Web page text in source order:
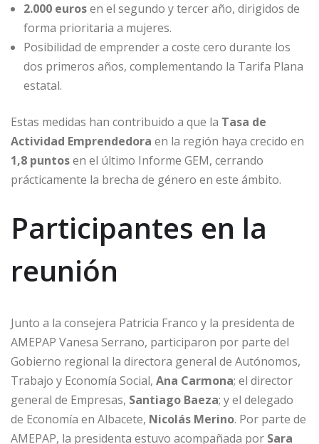
2.000 eurosen el segundo y tercer año, dirigidos de
forma prioritaria a mujeres.
Posibilidad de emprender a coste cero durante los
dos primeros años, complementando la Tarifa Plana
estatal.
Estas medidas han contribuido a que la Tasa de
Actividad Emprendedora en la región haya crecido en
1,8 puntosen el último Informe GEM, cerrando
prácticamente la brecha de género en este ámbito.
Participantes en la
reunión
Junto a la consejera Patricia Franco y la presidenta de
AMEPAP Vanesa Serrano, participaron por parte del
Gobierno regional la directora general de Autónomos,
Trabajo y Economía Social, Ana Carmona; el director
general de Empresas, Santiago Baeza; y el delegado
de Economía en Albacete, Nicolás Merino. Por parte de
AMEPAP, la presidenta estuvo acompañada por Sara